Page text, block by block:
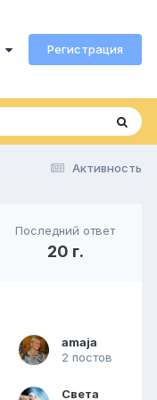
Регистрация
Активность
Последний ответ
20 г.
amaja
2 постов
Света